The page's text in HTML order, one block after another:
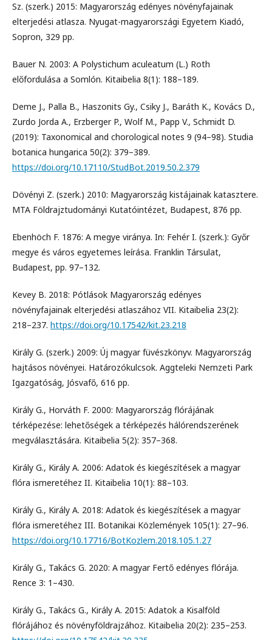
Sz. (szerk.) 2015: Magyarország edényes növényfajainak
elterjedési atlasza. Nyugat-magyarországi Egyetem Kiadó,
Sopron, 329 pp.
Bauer N. 2003: A Polystichum aculeatum (L.) Roth
előfordulása a Somlón. Kitaibelia 8(1): 188–189.
Deme J., Palla B., Haszonits Gy., Csiky J., Baráth K., Kovács D.,
Zurdo Jorda A., Erzberger P., Wolf M., Papp V., Schmidt D.
(2019): Taxonomical and chorological notes 9 (94–98). Studia
botanica hungarica 50(2): 379–389.
https://doi.org/10.17110/StudBot.2019.50.2.379
Dövényi Z. (szerk.) 2010: Magyarország kistájainak katasztere.
MTA Földrajztudományi Kutatóintézet, Budapest, 876 pp.
Ebenhöch F. 1876: A megye viránya. In: Fehér I. (szerk.): Győr
megye és város egyetemes leírása. Franklin Társulat,
Budapest, pp. 97–132.
Kevey B. 2018: Pótlások Magyarország edényes
növényfajainak elterjedési atlaszához VII. Kitaibelia 23(2):
218–237. https://doi.org/10.17542/kit.23.218
Király G. (szerk.) 2009: Új magyar füvészkönyv. Magyarország
hajtásos növényei. Határozókulcsok. Aggteleki Nemzeti Park
Igazgatóság, Jósvafő, 616 pp.
Király G., Horváth F. 2000: Magyarország flórájának
térképezése: lehetőségek a térképezés hálórendszerének
megválasztására. Kitaibelia 5(2): 357–368.
Király G., Király A. 2006: Adatok és kiegészítések a magyar
flóra ismeretéhez II. Kitaibelia 10(1): 88–103.
Király G., Király A. 2018: Adatok és kiegészítések a magyar
flóra ismeretéhez III. Botanikai Közlemények 105(1): 27–96.
https://doi.org/10.17716/BotKozlem.2018.105.1.27
Király G., Takács G. 2020: A magyar Fertő edényes flórája.
Rence 3: 1–430.
Király G., Takács G., Király A. 2015: Adatok a Kisalföld
flórájához és növényföldrajzához. Kitaibelia 20(2): 235–253.